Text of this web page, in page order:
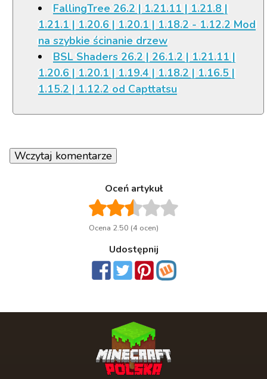
FallingTree 26.2 | 1.21.11 | 1.21.8 |
1.21.1 | 1.20.6 | 1.20.1 | 1.18.2 - 1.12.2 Mod
na szybkie ścinanie drzew
BSL Shaders 26.2 | 26.1.2 | 1.21.11 |
1.20.6 | 1.20.1 | 1.19.4 | 1.18.2 | 1.16.5 |
1.15.2 | 1.12.2 od Capttatsu
Wczytaj komentarze
Oceń artykuł
Ocena 2.50 (4 ocen)
Udostępnij